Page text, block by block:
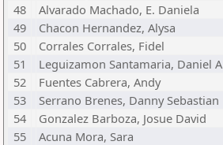
48
Alvarado Machado, E. Daniela
49
Chacon Hernandez, Alysa
50
Corrales Corrales, Fidel
51
Leguizamon Santamaria, Daniel A
52
Fuentes Cabrera, Andy
53
Serrano Brenes, Danny Sebastian
54
Gonzalez Barboza, Josue David
55
Acuna Mora, Sara